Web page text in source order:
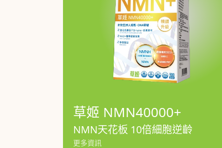
草姬 NMN40000+
NMN天花板 10倍細胞逆齡
更多資訊